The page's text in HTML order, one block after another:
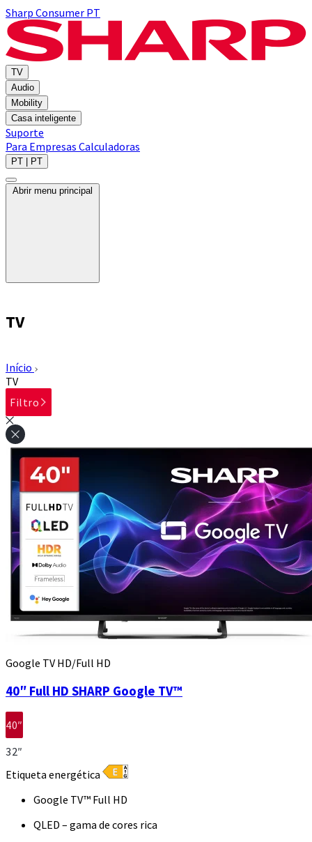
Sharp Consumer PT
TV
Audio
Mobility
Casa inteligente
Suporte
Para Empresas Calculadoras
PT | PT
Abrir menu principal
TV
Início
TV
Filtro
Google TV HD/Full HD
40″ Full HD SHARP Google TV™
40″
32″
Etiqueta energética
Google TV™ Full HD
QLED – gama de cores rica